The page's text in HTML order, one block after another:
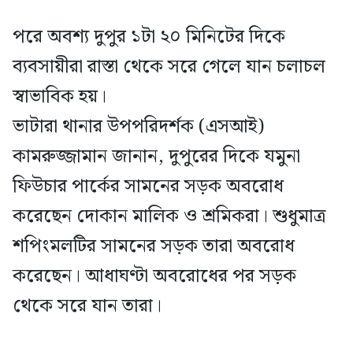
পরে অবশ্য দুপুর ১টা ২০ মিনিটের দিকে
ব্যবসায়ীরা রাস্তা থেকে সরে গেলে যান চলাচল
স্বাভাবিক হয়।
ভাটারা থানার উপপরিদর্শক (এসআই)
কামরুজ্জামান জানান, দুপুরের দিকে যমুনা
ফিউচার পার্কের সামনের সড়ক অবরোধ
করেছেন দোকান মালিক ও শ্রমিকরা। শুধুমাত্র
শপিংমলটির সামনের সড়ক তারা অবরোধ
করেছেন। আধাঘণ্টা অবরোধের পর সড়ক
থেকে সরে যান তারা।